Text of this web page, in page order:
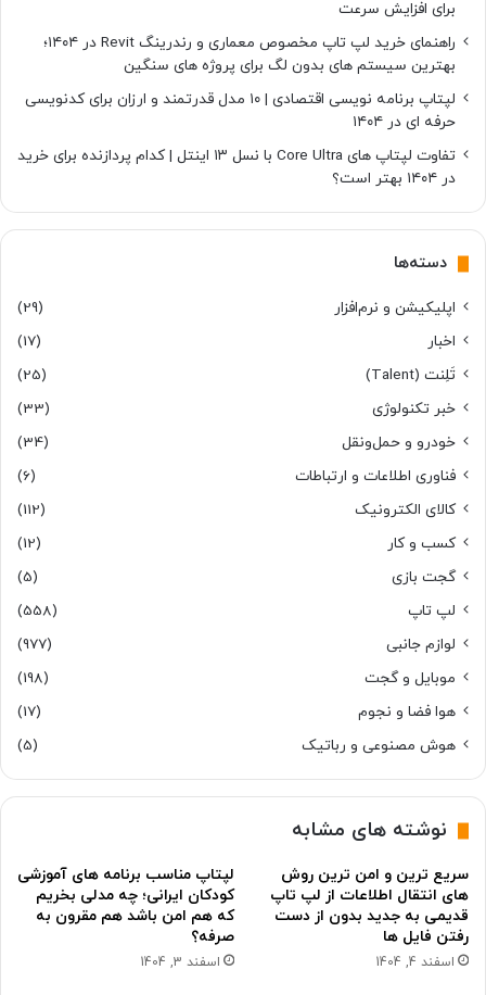
برای افزایش سرعت
راهنمای خرید لپ تاپ مخصوص معماری و رندرینگ Revit در ۱۴۰۴؛
بهترین سیستم های بدون لگ برای پروژه های سنگین
لپتاپ برنامه نویسی اقتصادی | ۱۰ مدل قدرتمند و ارزان برای کدنویسی
حرفه ای در ۱۴۰۴
تفاوت لپتاپ های Core Ultra با نسل ۱۳ اینتل | کدام پردازنده برای خرید
در ۱۴۰۴ بهتر است؟
دسته‌ها
اپلیکیشن و نرم‌افزار
(29)
اخبار
(17)
تَلِنت (Talent)
(25)
خبر تکنولوژی
(33)
خودرو و حمل‌و‌نقل
(34)
فناوری اطلاعات و ارتباطات
(6)
کالای الکترونیک
(112)
کسب و کار
(12)
گجت بازی
(5)
لپ تاپ
(558)
لوازم جانبی
(977)
موبایل و گجت
(198)
هوا فضا و نجوم
(17)
هوش مصنوعی و رباتیک
(5)
نوشته های مشابه
سریع ترین و امن ترین روش
های انتقال اطلاعات از لپ تاپ
قدیمی به جدید بدون از دست
رفتن فایل ها
اسفند 4, 1404
لپتاپ مناسب برنامه های آموزشی
کودکان ایرانی؛ چه مدلی بخریم
که هم امن باشد هم مقرون به
صرفه؟
اسفند 3, 1404